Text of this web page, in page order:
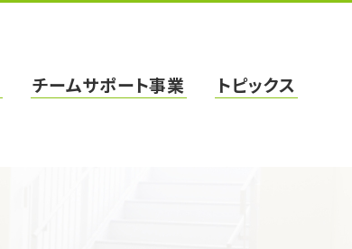
チームサポート事業 トピックス